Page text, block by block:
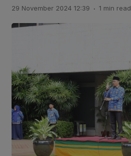
29 November 2024 12:39 . 1 min read